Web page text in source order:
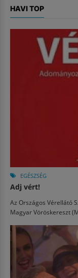
HAVI TOP
EGÉSZSÉG
Adj vért!
Az Országos Vérellátó
Magyar Vöröskereszt